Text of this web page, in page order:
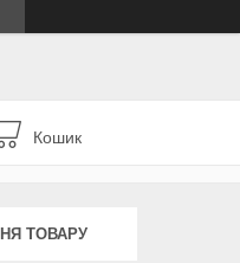
Кошик
ТОВАРУ